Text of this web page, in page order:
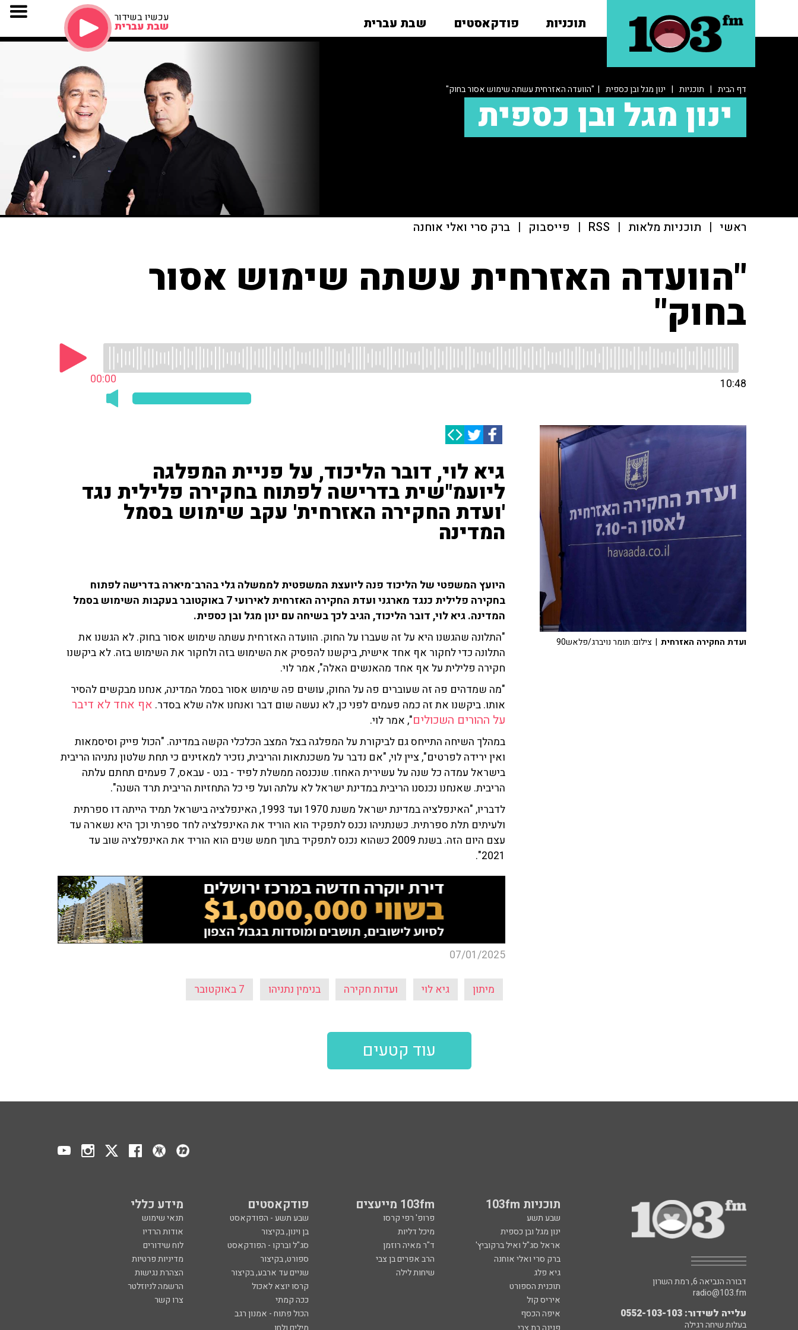
תוכניות פודקאסטים שבת עברית עכשיו בשידור
שבת עברית
דף הבית | תוכניות | ינון מגל ובן כספית | "הוועדה האזרחית עשתה שימוש אסור בחוק"
ינון מגל ובן כספית
ראשי | תוכניות מלאות |
RSS
| פייסבוק | ברק סרי ואלי אוחנה
"הוועדה האזרחית עשתה שימוש אסור
בחוק"
00:00 10:48
גיא לוי, דובר הליכוד, על פניית המפלגה
ליועמ"שית בדרישה לפתוח בחקירה פלילית נגד
'ועדת החקירה האזרחית' עקב שימוש בסמל
המדינה
היועץ המשפטי של הליכוד פנה ליועצת המשפטית לממשלה גלי בהרב־מיארה בדרישה לפתוח
בחקירה פלילית כנגד מארגני ועדת החקירה האזרחית לאירועי 7 באוקטובר בעקבות השימוש בסמל
המדינה. גיא לוי, דובר הליכוד, הגיב לכך בשיחה עם ינון מגל ובן כספית.
"התלונה שהגשנו היא על זה שעברו על החוק. הוועדה האזרחית עשתה שימוש אסור בחוק. לא הגשנו את
התלונה כדי לחקור אף אחד אישית, ביקשנו להפסיק את השימוש בזה ולחקור את השימוש בזה. לא ביקשנו
חקירה פלילית על אף אחד מהאנשים האלה", אמר לוי.
"מה שמדהים פה זה שעוברים פה על החוק, עושים פה שימוש אסור בסמל המדינה, אנחנו מבקשים להסיר
אותו. ביקשנו את זה כמה פעמים לפני כן, לא נעשה שום דבר ואנחנו אלה שלא בסדר. אף אחד לא דיבר
על ההורים השכולים", אמר לוי.
במהלך השיחה התייחס גם לביקורת על המפלגה בצל המצב הכלכלי הקשה במדינה. "הכול פייק וסיסמאות
ואין ירידה לפרטים", ציין לוי, "אם נדבר על משכנתאות והריבית, נזכיר למאזינים כי תחת שלטון נתניהו הריבית
בישראל עמדה כל שנה על עשירית האחוז. שנכנסה ממשלת לפיד - בנט - עבאס, 7 פעמים תחתם עלתה
הריבית. שאנחנו נכנסנו הריבית במדינת ישראל לא עלתה ועל פי כל התחזיות הריבית תרד השנה".
לדבריו, "האינפלציה במדינת ישראל משנת 1970 ועד 1993, האינפלציה בישראל תמיד הייתה דו ספרתית
ולעיתים תלת ספרתית. כשנתניהו נכנס לתפקיד הוא הוריד את האינפלציה לחד ספרתי וכך היא נשארה עד
עצם היום הזה. בשנת 2009 כשהוא נכנס לתפקיד בתוך חמש שנים הוא הוריד את האינפלציה שוב עד
2021".
07/01/2025
מיתון גיא לוי ועדות חקירה בנימין נתניהו 7 באוקטובר
ועדת החקירה האזרחית | צילום: תומר נויברג/פלאש90
עוד קטעים
תוכניות 103fm 103fm מייעצים פודקאסטים מידע כללי
שבע תשע פרופ' רפי קרסו שבע תשע - הפודקאסט
תנאי שימוש
ינון מגל ובן כספית
מיכל דליות בן וינון, בקיצור
אודות הרדיו
אראל סג"ל ואיל ברקוביץ'
ד"ר מאיה רוזמן סג"ל וברקו - הפודקאסט
לוח שידורים
ברק סרי ואלי אוחנה
הרב אפרים בן צבי ספורט, בקיצור
מדיניות פרטיות
גיא פלג
שיחות לילה שניים עד ארבע, בקיצור
הצהרת נגישות
תוכנית הספורט
קרסו יוצא לאכול
הרשמה לניוזלטר
איריס קול
ככה קמתי
צרו קשר
איפה הכסף
הכול פתוח - אמנון רגב
דבורה הנביאה 6, רמת השרון
radio@103.fm
עלייה לשידור: 0552-103-103
בעלות שיחה רגילה